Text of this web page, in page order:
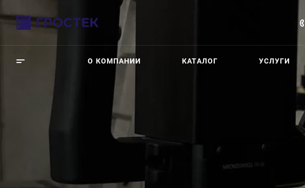
О КОМПАНИИ КАТАЛОГ УСЛУГИ